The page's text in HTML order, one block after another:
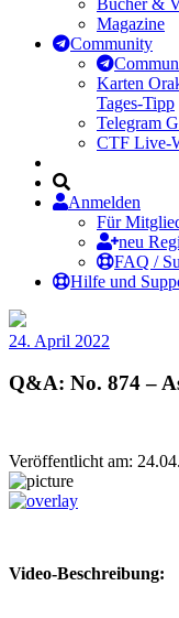
Magazine
Community
Karten
Tages-Tipp
Telegram
CTF Live-
Anmelden
Für
neu
FAQ /
Hilfe und
24. April 2022
Q&A: No. 874 –
Veröffentlicht am:
Video-Beschreibung: